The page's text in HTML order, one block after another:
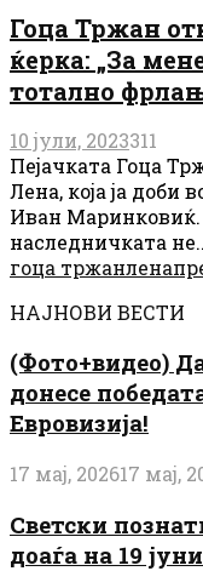
Гоца Тржан
ќерка: „За
тотално
10 јули, 2023311
Пејачката Гоца
Лена, која ја доби
Иван Маринковиќ.
наследничката
гоца тржанлена
НАЈНОВИ ВЕСТИ
(Фото+видео)
донесе
Евровизија!
17 мај, 202617 мај,
Светски
доаѓа на 19